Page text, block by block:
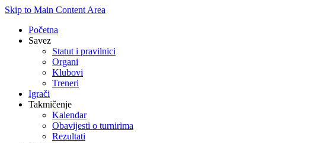
Skip to Main Content Area
Početna
Savez
Statut i pravilnici
Organi
Klubovi
Treneri
Igrači
Takmičenje
Kalendar
Obavijesti o turnirima
Rezultati